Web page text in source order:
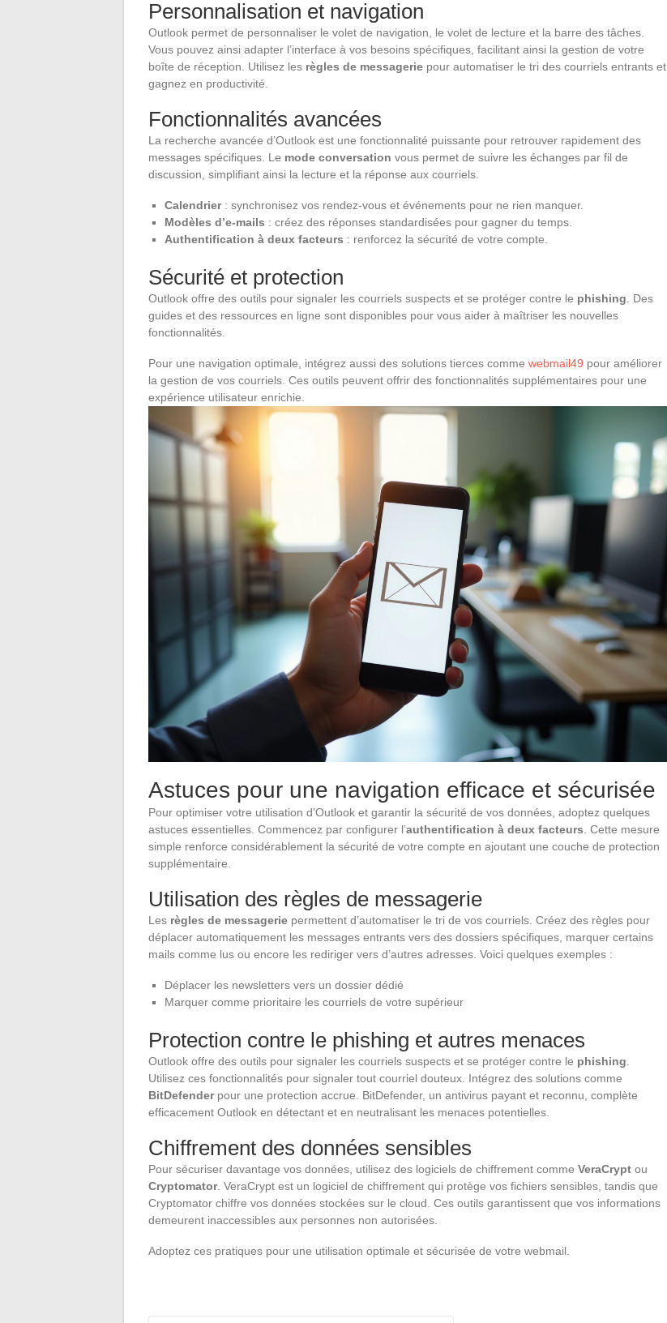
Personnalisation et navigation
Outlook permet de personnaliser le volet de navigation, le volet de lecture et la barre des tâches.
Vous pouvez ainsi adapter l’interface à vos besoins spécifiques, facilitant ainsi la gestion de votre
boîte de réception. Utilisez les règles de messagerie pour automatiser le tri des courriels entrants et
gagnez en productivité.
Fonctionnalités avancées
La recherche avancée d’Outlook est une fonctionnalité puissante pour retrouver rapidement des
messages spécifiques. Le mode conversation vous permet de suivre les échanges par fil de
discussion, simplifiant ainsi la lecture et la réponse aux courriels.
Calendrier: synchronisez vos rendez-vous et événements pour ne rien manquer.
Modèles d’e-mails : créez des réponses standardisées pour gagner du temps.
Authentification à deux facteurs : renforcez la sécurité de votre compte.
Sécurité et protection
Outlook offre des outils pour signaler les courriels suspects et se protéger contre le phishing . Des
guides et des ressources en ligne sont disponibles pour vous aider à maîtriser les nouvelles
fonctionnalités.
Pour une navigation optimale, intégrez aussi des solutions tierces comme webmail49 pour améliorer
la gestion de vos courriels. Ces outils peuvent offrir des fonctionnalités supplémentaires pour une
expérience utilisateur enrichie.
Astuces pour une navigation efficace et sécurisée
Pour optimiser votre utilisation d’Outlook et garantir la sécurité de vos données, adoptez quelques
astuces essentielles. Commencez par configurer l’authentification à deux facteurs . Cette mesure
simple renforce considérablement la sécurité de votre compte en ajoutant une couche de protection
supplémentaire.
Utilisation des règles de messagerie
Les règles de messagerie permettent d’automatiser le tri de vos courriels. Créez des règles pour
déplacer automatiquement les messages entrants vers des dossiers spécifiques, marquer certains
mails comme lus ou encore les rediriger vers d’autres adresses. Voici quelques exemples :
Déplacer les newsletters vers un dossier dédié
Marquer comme prioritaire les courriels de votre supérieur
Protection contre le phishing et autres menaces
Outlook offre des outils pour signaler les courriels suspects et se protéger contre le phishing
Utilisez ces fonctionnalités pour signaler tout courriel douteux. Intégrez des solutions comme
BitDefenderpour une protection accrue. BitDefender, un antivirus payant et reconnu, complète
efficacement Outlook en détectant et en neutralisant les menaces potentielles.
Chiffrement des données sensibles
Pour sécuriser davantage vos données, utilisez des logiciels de chiffrement comme VeraCrypt ou
Cryptomator. VeraCrypt est un logiciel de chiffrement qui protège vos fichiers sensibles, tandis que
Cryptomator chiffre vos données stockées sur le cloud. Ces outils garantissent que vos informations
demeurent inaccessibles aux personnes non autorisées.
Adoptez ces pratiques pour une utilisation optimale et sécurisée de votre webmail.